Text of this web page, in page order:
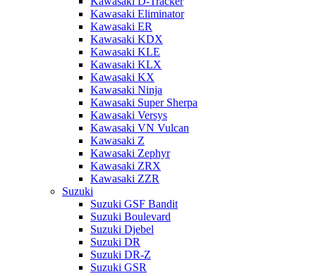
Kawasaki Eliminator
Kawasaki ER
Kawasaki KDX
Kawasaki KLE
Kawasaki KLX
Kawasaki KX
Kawasaki Ninja
Kawasaki Super Sherpa
Kawasaki Versys
Kawasaki VN Vulcan
Kawasaki Z
Kawasaki Zephyr
Kawasaki ZRX
Kawasaki ZZR
Suzuki
Suzuki GSF Bandit
Suzuki Boulevard
Suzuki Djebel
Suzuki DR
Suzuki DR-Z
Suzuki GSR